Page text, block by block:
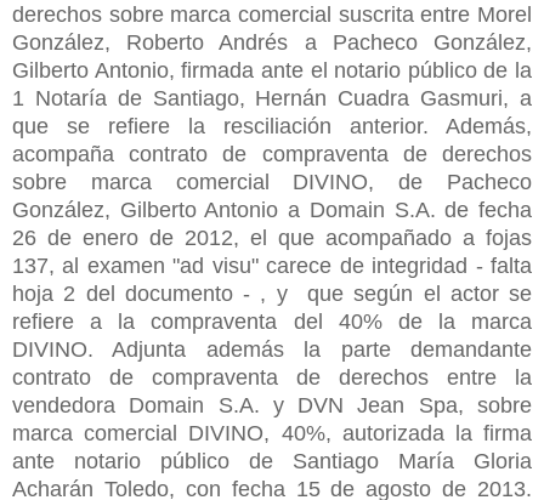
derechos sobre marca comercial suscrita entre Morel
González, Roberto Andrés a Pacheco González,
Gilberto Antonio, firmada ante el notario público de la
1 Notaría de Santiago, Hernán Cuadra Gasmuri, a
que se refiere la resciliación anterior. Además,
acompaña contrato de compraventa de derechos
sobre marca comercial DIVINO, de Pacheco
González, Gilberto Antonio a Domain S.A. de fecha
26 de enero de 2012, el que acompañado a fojas
137, al examen "ad visu" carece de integridad - falta
hoja 2 del documento - , y que según el actor se
refiere a la compraventa del 40% de la marca
DIVINO. Adjunta además la parte demandante
contrato de compraventa de derechos entre la
vendedora Domain S.A. y DVN Jean Spa, sobre
marca comercial DIVINO, 40%, autorizada la firma
ante notario público de Santiago María Gloria
Acharán Toledo, con fecha 15 de agosto de 2013.